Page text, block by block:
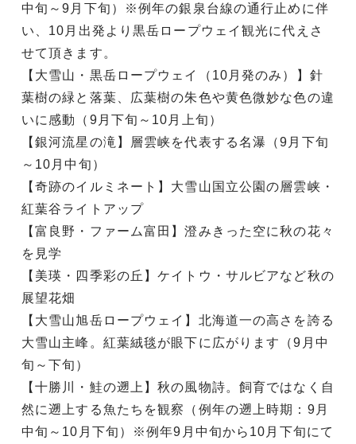
中旬～9月下旬）※例年の銀泉台線の通行止めに伴
い、10月出発より黒岳ロープウェイ観光に代えさ
せて頂きます。
【大雪山・黒岳ロープウェイ（10月発のみ）】針
葉樹の緑と落葉、広葉樹の朱色や黄色微妙な色の違
いに感動（9月下旬～10月上旬）
【銀河流星の滝】層雲峡を代表する名瀑（9月下旬
～10月中旬）
【奇跡のイルミネート】大雪山国立公園の層雲峡・
紅葉谷ライトアップ
【富良野・ファーム富田】澄みきった空に秋の花々
を見学
【美瑛・四季彩の丘】ケイトウ・サルビアなど秋の
展望花畑
【大雪山旭岳ロープウェイ】北海道一の高さを誇る
大雪山主峰。紅葉絨毯が眼下に広がります（9月中
旬～下旬）
【十勝川・鮭の遡上】秋の風物詩。飼育ではなく自
然に遡上する魚たちを観察（例年の遡上時期：9月
中旬～10月下旬）※例年9月中旬から10月下旬にて